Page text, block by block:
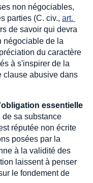
non négociables,
parties (C. civ., art.
de savoir qui devra
négociable de la
du caractère
à s'inspirer de la
clause abusive dans
essentielle
de sa substance
réputée non écrite
posées par la
à la validité des
laissent à penser
le fondement de